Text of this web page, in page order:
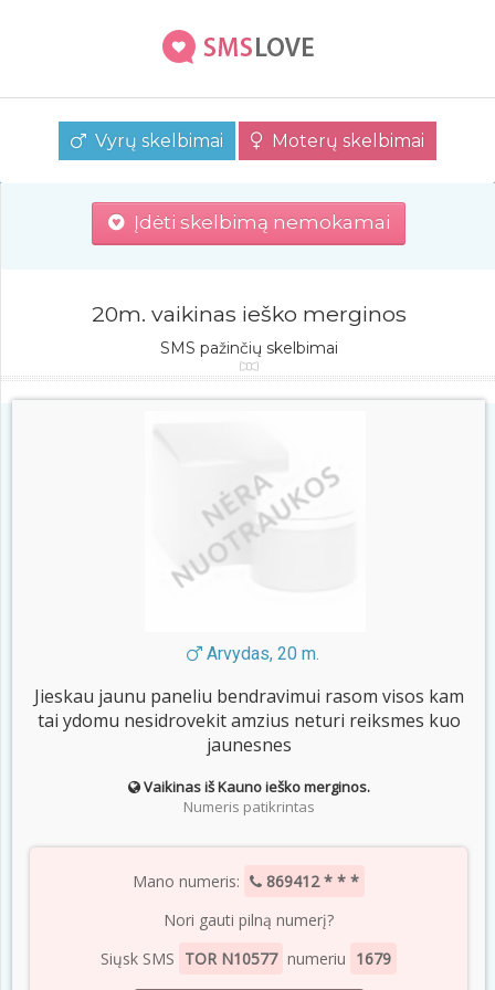
Vyrų skelbimai Moterų skelbimai
Įdėti skelbimą nemokamai
20m. vaikinas ieško merginos
SMS pažinčių skelbimai
Arvydas, 20 m.
Jieskau jaunu paneliu bendravimui rasom visos kam
tai ydomu nesidrovekit amzius neturi reiksmes kuo
jaunesnes
Vaikinas iš Kauno ieško merginos.
Numeris patikrintas
Mano numeris:
869412 * * *
Nori gauti pilną numerį?
Siųsk SMS TOR N10577 numeriu 1679